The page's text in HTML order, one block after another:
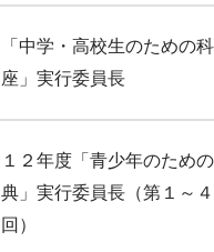
「中学・高校生のための
座」実行委員長
１２年度「青少年のため
典」実行委員長（第１～
回）